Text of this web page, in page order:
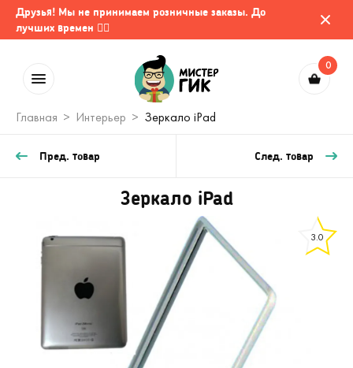
Друзья! Мы не принимаем розничные заказы. До
лучших времен 🤷‍♂️
0
Главная Интерьер Зеркало iPad
Пред. товар След. товар
Зеркало iPad
3.0